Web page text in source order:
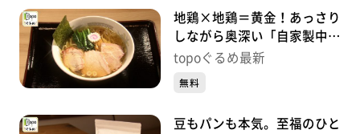
地鶏×地鶏＝黄金！あっさり
しながら奥深い「自家製中華
そば つむぎ」（多賀城市下
topoぐるめ最新
無料
豆もパンも本気。至福のひと